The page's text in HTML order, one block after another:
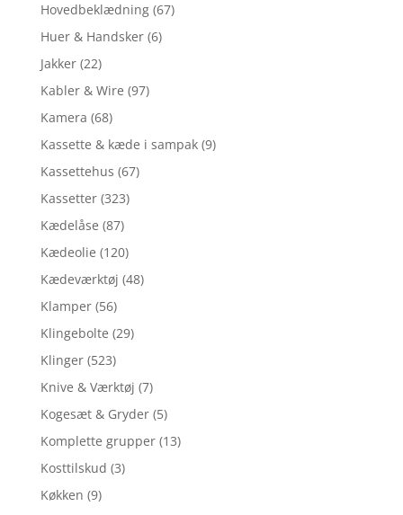
Hovedbeklædning (67)
Huer & Handsker (6)
Jakker (22)
Kabler & Wire (97)
Kamera (68)
Kassette & kæde i sampak (9)
Kassettehus (67)
Kassetter (323)
Kædelåse (87)
Kædeolie (120)
Kædeværktøj (48)
Klamper (56)
Klingebolte (29)
Klinger (523)
Knive & Værktøj (7)
Kogesæt & Gryder (5)
Komplette grupper (13)
Kosttilskud (3)
Køkken (9)